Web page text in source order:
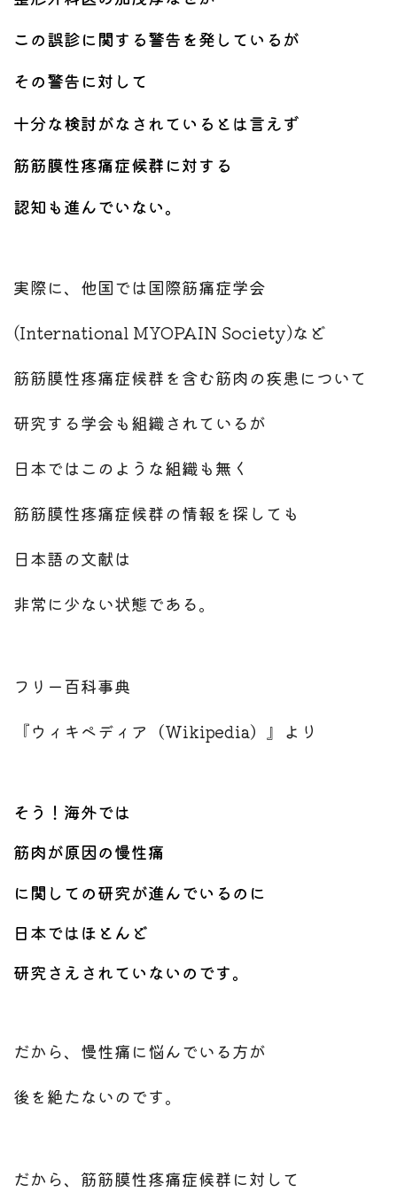
この誤診に関する警告を発しているが
その警告に対して
十分な検討がなされているとは言えず
筋筋膜性疼痛症候群に対する
認知も進んでいない。
実際に、他国では国際筋痛症学会
(International MYOPAIN Society)など
筋筋膜性疼痛症候群を含む筋肉の疾患について
研究する学会も組織されているが
日本ではこのような組織も無く
筋筋膜性疼痛症候群の情報を探しても
日本語の文献は
非常に少ない状態である。
フリー百科事典
『ウィキペディア（Wikipedia）』より
そ う！ 海外では
筋肉が原因の慢性痛
に関しての研究が進んでいるのに
日本ではほとんど
研究さえされていないのです。
だから、慢性痛に悩んでいる方が
後を絶たないのです。
だから、筋筋膜性疼痛症候群に対して